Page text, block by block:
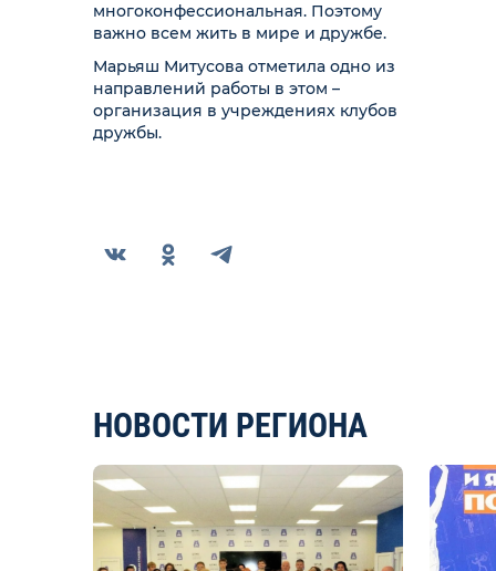
многоконфессиональная. Поэтому
важно всем жить в мире и дружбе.
Марьяш Митусова отметила одно из
направлений работы в этом –
организация в учреждениях клубов
дружбы.
НОВОСТИ РЕГИОНА